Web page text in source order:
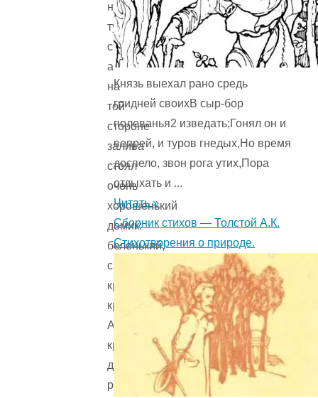
на
ту
сторону;
а
на
той
стороне
залива
стоял
очень
хорошенький
домик:
беленький,
с
красной
крышей.
А
кругом
домика
росла
Князь выехал рано средь
гридней своихВ сыр-бор
полеванья2 изведать;Гонял он и
вепрей, и туров гнедых,Но время
доспело, звон рога утих,Пора
отдыхать и ...
Читать »
Сборник стихов — Толстой А.К.
Стихотворения о природе.